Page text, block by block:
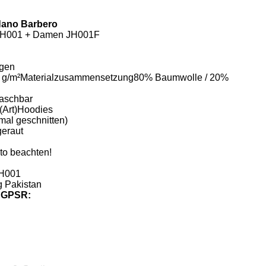
Barbero
+ Damen JH001F
m²Materialzusammensetzung80% Baumwolle / 20%
geschnitten)
beachten!
Pakistan